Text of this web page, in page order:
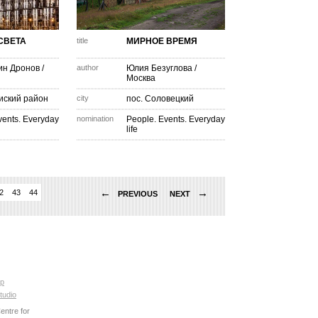
Дронов /
район
Everyday
title МИРНОЕ ВРЕМЯ
author Юлия Безуглова /
Москва
city пос. Соловецкий
nomination
People. Events. Everyday
life
43 44 48 49 50 51 52 53 54
← PREVIOUS NEXT →
for